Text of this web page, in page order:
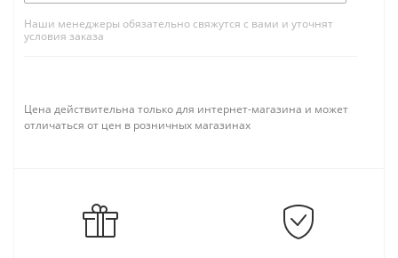
Наши менеджеры обязательно свяжутся с вами и уточнят
условия заказа
Цена действительна только для интернет-магазина и может
отличаться от цен в розничных магазинах